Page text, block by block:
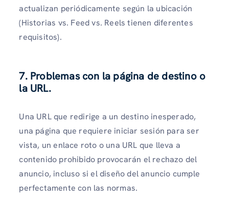
actualizan periódicamente según la ubicación
(Historias vs. Feed vs. Reels tienen diferentes
requisitos).
7. Problemas con la página de destino o
la URL.
Una URL que redirige a un destino inesperado,
una página que requiere iniciar sesión para ser
vista, un enlace roto o una URL que lleva a
contenido prohibido provocarán el rechazo del
anuncio, incluso si el diseño del anuncio cumple
perfectamente con las normas.